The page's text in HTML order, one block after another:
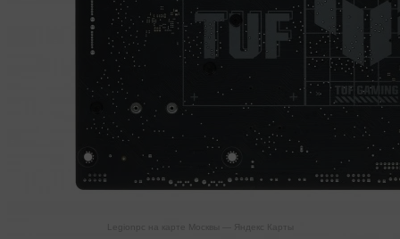
Legionpc на карте Москвы — Яндекс Карты